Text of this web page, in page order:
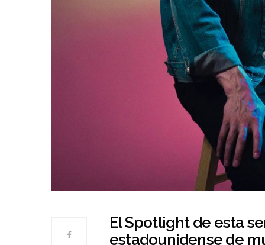
El Spotlight de esta
estadounidense de